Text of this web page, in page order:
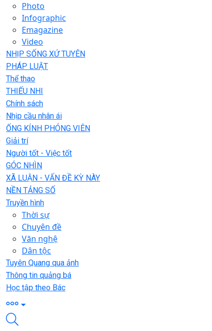
Photo
Infographic
Emagazine
Video
NHỊP SỐNG XỨ TUYÊN
PHÁP LUẬT
Thể thao
THIẾU NHI
Chính sách
Nhịp cầu nhân ái
ỐNG KÍNH PHÓNG VIÊN
Giải trí
Người tốt - Việc tốt
GÓC NHÌN
XÃ LUẬN - VẤN ĐỀ KỲ NÀY
NỀN TẢNG SỐ
Truyền hình
Thời sự
Chuyên đề
Văn nghệ
Dân tộc
Tuyên Quang qua ảnh
Thông tin quảng bá
Học tập theo Bác